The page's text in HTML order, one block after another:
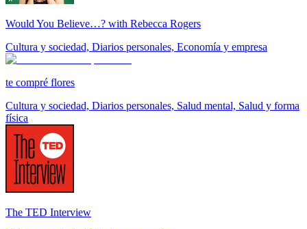
Would You Believe…? with Rebecca Rogers
Cultura y sociedad, Diarios personales, Economía y empresa
te compré flores
Cultura y sociedad, Diarios personales, Salud mental, Salud y forma
física
The TED Interview